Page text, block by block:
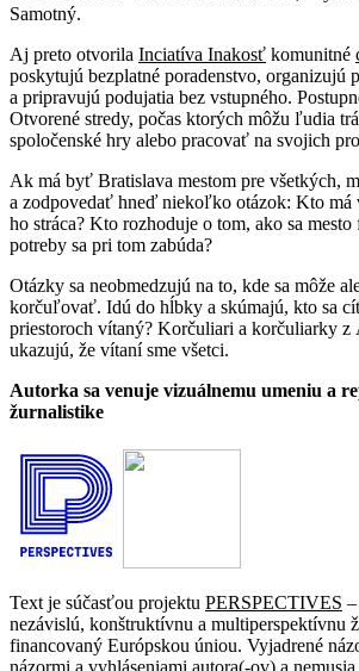
Samotný.
Aj preto otvorila Inciatíva Inakosť komunitné
poskytujú bezplatné poradenstvo, organizujú
a pripravujú podujatia bez vstupného.
Otvorené stredy, počas ktorých môžu ľudia
spoločenské hry alebo pracovať na svojich
Ak má byť Bratislava mestom pre všetkých,
a zodpovedať hneď niekoľko otázok: Kto má
ho stráca? Kto rozhoduje o tom, ako sa
potreby sa pri tom zabúda?
Otázky sa neobmedzujú na to, kde sa môže
korčuľovať. Idú do hĺbky a skúmajú, kto sa
priestoroch vítaný? Korčuliari a korčuliarky
ukazujú, že vítaní sme všetci.
Autorka sa venuje vizuálnemu umeniu a
žurnalistike
Text je súčasťou projektu PERSPECTIVES
nezávislú, konštruktívnu a multiperspektívnu
financovaný Európskou úniou. Vyjadrené
názormi a vyhláseniami autora(-ov) a